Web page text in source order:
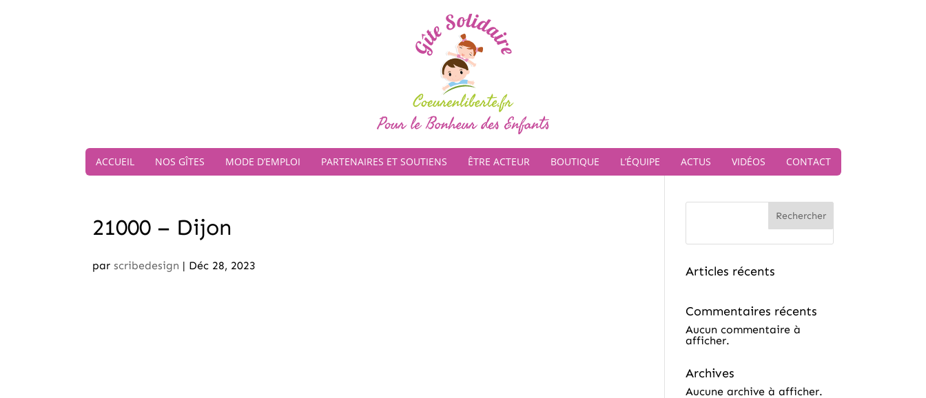
ACCUEIL NOS GÎTES MODE D’EMPLOI PARTENAIRES ET SOUTIENS ÊTRE ACTEUR BOUTIQUE L’ÉQUIPE ACTUS VIDÉOS CONTACT
21000 – Dijon
parscribedesign | Déc 28, 2023
Rechercher
Articles récents
Commentaires récents
Aucun commentaire à
afficher.
Archives
Aucune archive à afficher.